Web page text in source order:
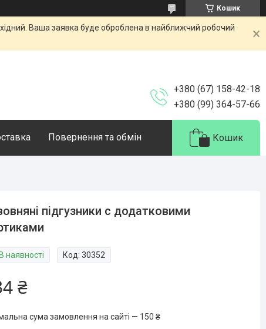
Кошик
Ваша заявка буде оброблена в найближчий робочий
+380 (67) 158-42-18
+380 (99) 364-57-66
Повернення та обмін Кошик
підгузники с додатковими
В наявності Код:30352
₴
сума замовлення на сайті — 150 ₴